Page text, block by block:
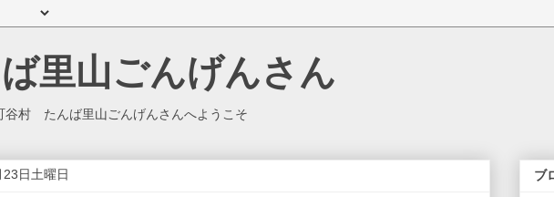
里山ごんげんさん
谷村 たんば里山ごんげんさんへようこそ
日土曜日 ブ